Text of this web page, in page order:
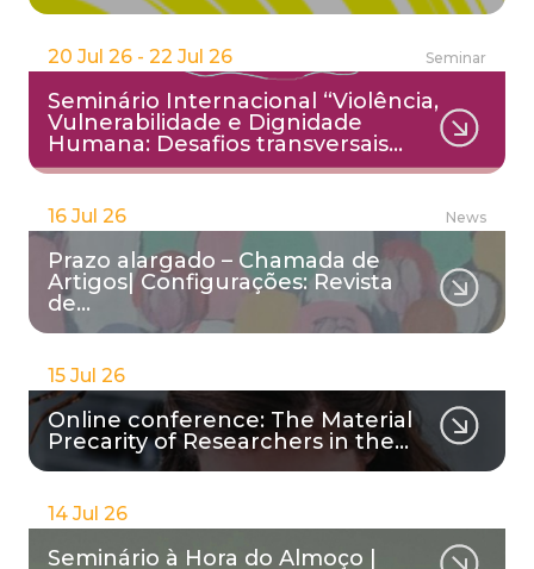
20 Jul 26 - 22 Jul 26 Seminar
Seminário Internacional “Violência,
Vulnerabilidade e Dignidade
Humana: Desafios transversais…
16 Jul 26 News
Prazo alargado – Chamada de
Artigos| Configurações: Revista
de…
15 Jul 26
Online conference: The Material
Precarity of Researchers in the…
14 Jul 26
Seminário à Hora do Almoço |